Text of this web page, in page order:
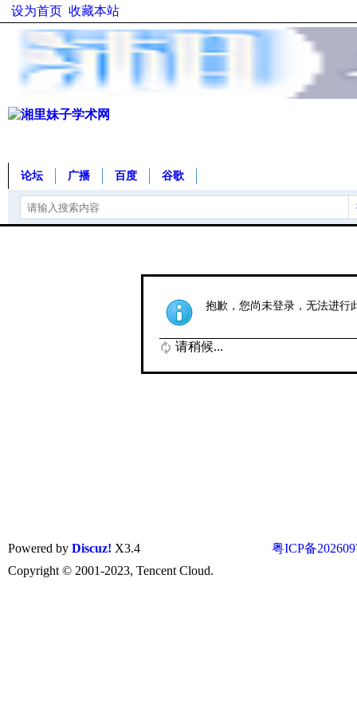
设为首页 收藏本站
论坛 广播 百度 谷歌
抱歉，您尚未登录，无法进行
请稍候...
粤ICP备
Powered by Discuz! X3.4
Copyright © 2001-2023, Tencent Cloud.